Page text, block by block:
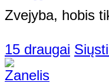
Zvejyba, hobis
15 draugai